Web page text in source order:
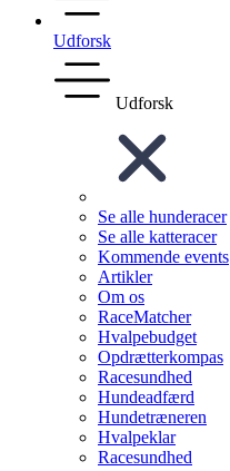
Udforsk
Udforsk
Se alle hunderacer
Se alle katteracer
Kommende events
Artikler
Om os
RaceMatcher
Hvalpebudget
Opdrætterkompas
Racesundhed
Hundeadfærd
Hundetræneren
Hvalpeklar
Racesundhed